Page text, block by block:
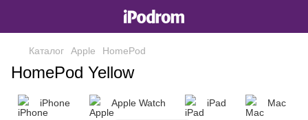
Каталог Apple HomePod
HomePod Yellow
iPhone Apple Watch iPad Mac